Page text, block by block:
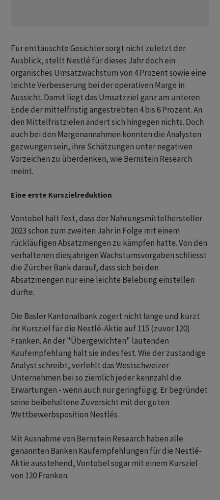
Für enttäuschte Gesichter sorgt nicht zuletzt der
Ausblick, stellt Nestlé für dieses Jahr doch ein
organisches Umsatzwachstum von 4 Prozent sowie eine
leichte Verbesserung bei der operativen Marge in
Aussicht. Damit liegt das Umsatzziel ganz am unteren
Ende der mittelfristig angestrebten 4 bis 6 Prozent. An
den Mittelfristzielen ändert sich hingegen nichts. Doch
auch bei den Margenannahmen könnten die Analysten
gezwungen sein, ihre Schätzungen unter negativen
Vorzeichen zu überdenken, wie Bernstein Research
meint.
Eine erste Kurszielreduktion
Vontobel hält fest, dass der Nahrungsmittelhersteller
2023 schon zum zweiten Jahr in Folge mit einem
rückläufigen Absatzmengen zu kämpfen hatte. Von den
verhaltenen diesjährigen Wachstumsvorgaben schliesst
die Zürcher Bank darauf, dass sich bei den
Absatzmengen nur eine leichte Belebung einstellen
dürfte.
Die Basler Kantonalbank zögert nicht lange und kürzt
ihr Kursziel für die Nestlé-Aktie auf 115 (zuvor 120)
Franken. An der "Übergewichten" lautenden
Kaufempfehlung hält sie indes fest. Wie der zuständige
Analyst schreibt, verfehlt das Westschweizer
Unternehmen bei so ziemlich jeder kennzahl die
Erwartungen - wenn auch nur geringfügig. Er begründet
seine beibehaltene Zuversicht mit der guten
Wettbewerbsposition Nestlés.
Mit Ausnahme von Bernstein Research haben alle
genannten Banken Kaufempfehlungen für die Nestlé-
Aktie ausstehend, Vontobel sogar mit einem Kursziel
von 120 Franken.